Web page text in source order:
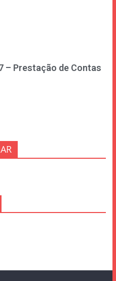
– Prestação de Contas